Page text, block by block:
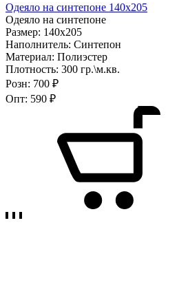
Одеяло на синтепоне 140х205
Одеяло на синтепоне
Размер: 140х205
Наполнитель: Синтепон
Материал: Полиэстер
Плотность: 300 гр.\м.кв.
Розн: 700 ₽
Опт: 590 ₽